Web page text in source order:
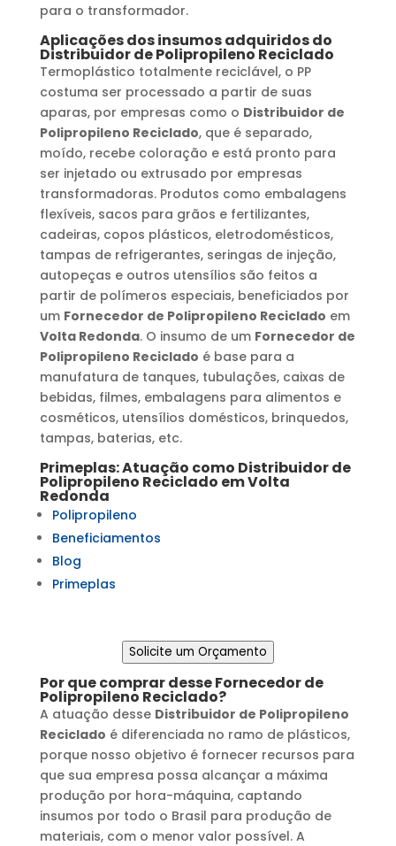
para o transformador.
Aplicações dos insumos adquiridos do
Distribuidor de Polipropileno Reciclado
Termoplástico totalmente reciclável, o PP
costuma ser processado a partir de suas
aparas, por empresas como o Distribuidor de
Polipropileno Reciclado, que é separado,
moído, recebe coloração e está pronto para
ser injetado ou extrusado por empresas
transformadoras. Produtos como embalagens
flexíveis, sacos para grãos e fertilizantes,
cadeiras, copos plásticos, eletrodomésticos,
tampas de refrigerantes, seringas de injeção,
autopeças e outros utensílios são feitos a
partir de polímeros especiais, beneficiados por
um Fornecedor de Polipropileno Reciclado em
Volta Redonda. O insumo de um Fornecedor de
Polipropileno Reciclado é base para a
manufatura de tanques, tubulações, caixas de
bebidas, filmes, embalagens para alimentos e
cosméticos, utensílios domésticos, brinquedos,
tampas, baterias, etc.
Primeplas: Atuação como Distribuidor de
Polipropileno Reciclado emVolta
Redonda
Polipropileno
Beneficiamentos
Blog
Primeplas
Solicite um Orçamento
Por que comprar desseFornecedor de
Polipropileno Reciclado?
A atuação desse Distribuidor de Polipropileno
Reciclado é diferenciada no ramo de plásticos,
porque nosso objetivo é fornecer recursos para
que sua empresa possa alcançar a máxima
produção por hora-máquina, captando
insumos por todo o Brasil para produção de
materiais, com o menor valor possível. A